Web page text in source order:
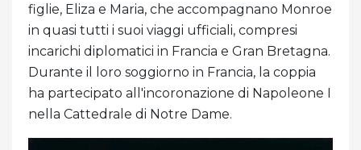
figlie, Eliza e Maria, che accompagnano Monroe
in quasi tutti i suoi viaggi ufficiali, compresi
incarichi diplomatici in Francia e Gran Bretagna.
Durante il loro soggiorno in Francia, la coppia
ha partecipato all'incoronazione di Napoleone I
nella Cattedrale di Notre Dame.